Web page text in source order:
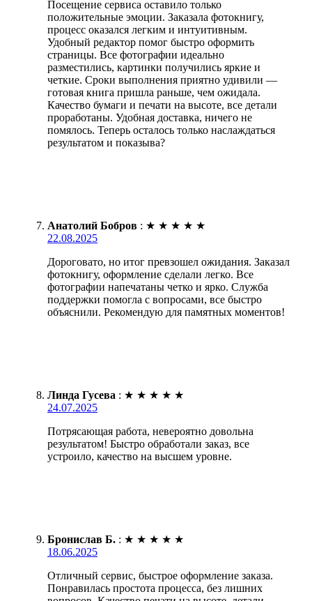
Посещение сервиса оставило только
положительные эмоции. Заказала фотокнигу,
процесс оказался легким и интуитивным.
Удобный редактор помог быстро оформить
страницы. Все фотографии идеально
разместились, картинки получились яркие и
четкие. Сроки выполнения приятно удивили —
готовая книга пришла раньше, чем ожидала.
Качество бумаги и печати на высоте, все детали
проработаны. Удобная доставка, ничего не
помялось. Теперь осталось только наслаждаться
результатом и показыва?
Анатолий Бобров : ★ ★ ★ ★ ★
22.08.2025
Дороговато, но итог превзошел ожидания. Заказал
фотокнигу, оформление сделали легко. Все
фотографии напечатаны четко и ярко. Служба
поддержки помогла с вопросами, все быстро
объяснили. Рекомендую для памятных моментов!
Линда Гусева : ★ ★ ★ ★ ★
24.07.2025
Потрясающая работа, невероятно довольна
результатом! Быстро обработали заказ, все
устроило, качество на высшем уровне.
Бронислав Б. : ★ ★ ★ ★ ★
18.06.2025
Отличный сервис, быстрое оформление заказа.
Понравилась простота процесса, без лишних